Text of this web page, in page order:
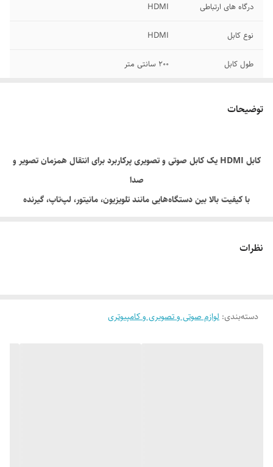
درگاه های ارتباطی HDMI
نوع کابل HDMI
طول کابل 200 سانتی متر
توضیحات
کابل HDMI یک کابل صوتی و تصویری پرکاربرد برای انتقال همزمان تصویر و
صدا
با کیفیت بالا بین دستگاه‌هایی مانند تلویزیون، مانیتور، لپ‌تاپ، گیرنده
نظرات
دسته‌بندی: لوازم صوتی و تصویری و کامپیوتری